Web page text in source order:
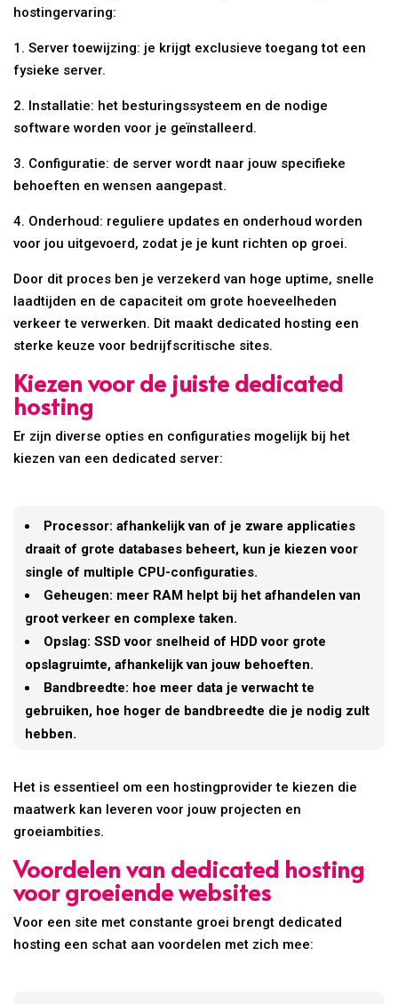
hostingervaring:
1. Server toewijzing: je krijgt exclusieve toegang tot een
fysieke server.
2. Installatie: het besturingssysteem en de nodige
software worden voor je geïnstalleerd.
3. Configuratie: de server wordt naar jouw specifieke
behoeften en wensen aangepast.
4. Onderhoud: reguliere updates en onderhoud worden
voor jou uitgevoerd, zodat je je kunt richten op groei.
Door dit proces ben je verzekerd van hoge uptime, snelle
laadtijden en de capaciteit om grote hoeveelheden
verkeer te verwerken. Dit maakt dedicated hosting een
sterke keuze voor bedrijfscritische sites.
Kiezen voor de juiste dedicated
hosting
Er zijn diverse opties en configuraties mogelijk bij het
kiezen van een dedicated server:
Processor: afhankelijk van of je zware applicaties
draait of grote databases beheert, kun je kiezen voor
single of multiple CPU-configuraties.
Geheugen: meer RAM helpt bij het afhandelen van
groot verkeer en complexe taken.
Opslag: SSD voor snelheid of HDD voor grote
opslagruimte, afhankelijk van jouw behoeften.
Bandbreedte: hoe meer data je verwacht te
gebruiken, hoe hoger de bandbreedte die je nodig zult
hebben.
Het is essentieel om een hostingprovider te kiezen die
maatwerk kan leveren voor jouw projecten en
groeiambities.
Voordelen van dedicated hosting
voor groeiende websites
Voor een site met constante groei brengt dedicated
hosting een schat aan voordelen met zich mee: